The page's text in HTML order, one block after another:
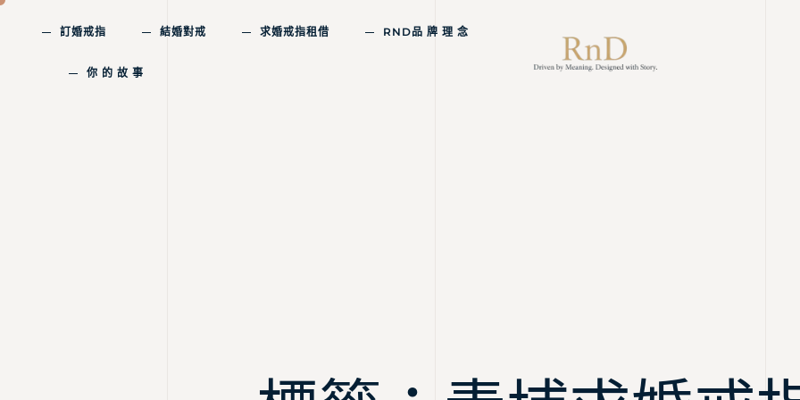
訂婚戒指 結婚對戒 求婚戒指租借 RND品 牌 理 念
你 的 故 事